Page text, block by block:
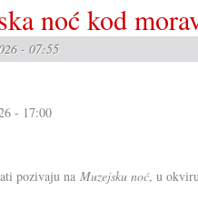
noć kod
- 07:55
- 17:00
pozivaju na Muzejsku noć, u